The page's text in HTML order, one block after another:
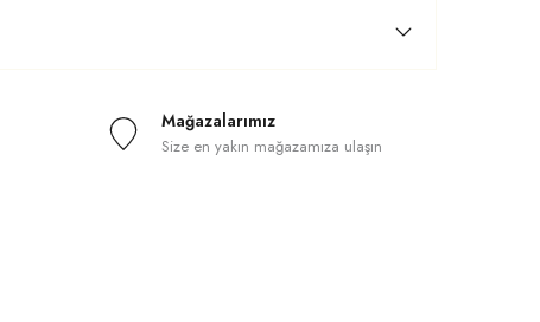
Mağazalarımız
Size en yakın mağazamıza ulaşın